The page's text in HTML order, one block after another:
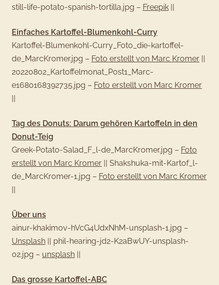
still-life-potato-spanish-tortilla.jpg – Freepik
Einfaches Kartoffel-Blumenkohl-Curry
Kartoffel-Blumenkohl-Curry_Foto_die-kartoffel-
de_MarcKromer.jpg – Foto erstellt von Marc Kromer
20220802_Kartoffelmonat_Post1_Marc-
e1680168392735.jpg – Foto erstellt von Marc Kromer
Tag des Donuts: Darum gehören Kartoffeln in den
Donut-Teig
Greek-Potato-Salad_F_l-de_MarcKromer.jpg – Foto
erstellt von Marc Kromer
Shakshuka-mit-Kartof_l-
de_MarcKromer-1.jpg – Foto erstellt von Marc Kromer
Über uns
ainur-khakimov-hVcG4UdxNhM-unsplash-1.jpg –
Unsplash
phil-hearing-jd2-K2aBwUY-unsplash-
02.jpg – unsplash
Das grosse Kartoffel-ABC